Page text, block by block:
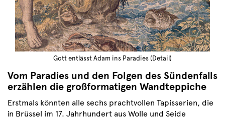
Gott entlässt Adam ins Paradies (Detail)
Vom Paradies und den Folgen des Sündenfalls
erzählen die großformatigen Wandteppiche
Erstmals könnten alle sechs prachtvollen Tapisserien, die
in Brüssel im 17. Jahrhundert aus Wolle und Seide